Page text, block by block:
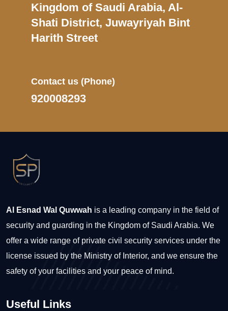
Kingdom of Saudi Arabia, Al-
Shati District, Juwayriyah Bint
Harith Street
Contact us (Phone)
920008293
Al Esnad Wal Quwwah is a leading company in the field of
security and guarding in the Kingdom of Saudi Arabia. We
offer a wide range of private civil security services under the
license issued by the Ministry of Interior, and we ensure the
safety of your facilities and your peace of mind.
Useful Links